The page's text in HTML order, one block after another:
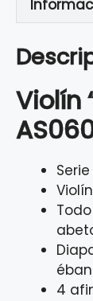
Violín
4